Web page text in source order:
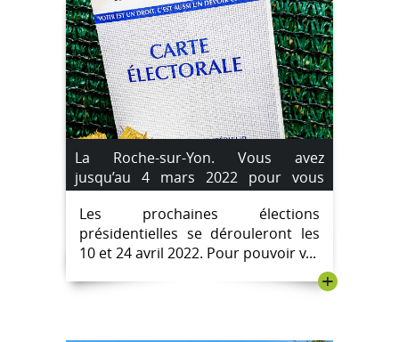
La Roche-sur-Yon. Vous avez
jusqu’au 4 mars 2022 pour vous
inscrire sur les listes électorales.
Les prochaines élections
présidentielles se dérouleront les
10 et 24 avril 2022. Pour pouvoir v...
+